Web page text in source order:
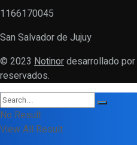
1166170045
San Salvador de Jujuy
© 2023 Notinordesarrollado por
reservados.
No Result
View All Result